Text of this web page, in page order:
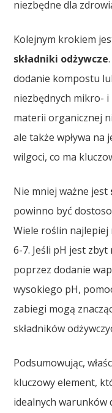
niezbędne dla
Kolejnym krokiem
składniki odżywcze
dodanie kompostu
niezbędnych mikro-
materii organicznej
ale także wpływa na
wilgoci, co ma
Nie mniej ważne jest
powinno być
Wiele roślin najlepiej
6-7. Jeśli pH jest
poprzez dodanie
wysokiego pH,
zabiegi mogą
składników
Podsumowując,
kluczowy element,
idealnych warunków